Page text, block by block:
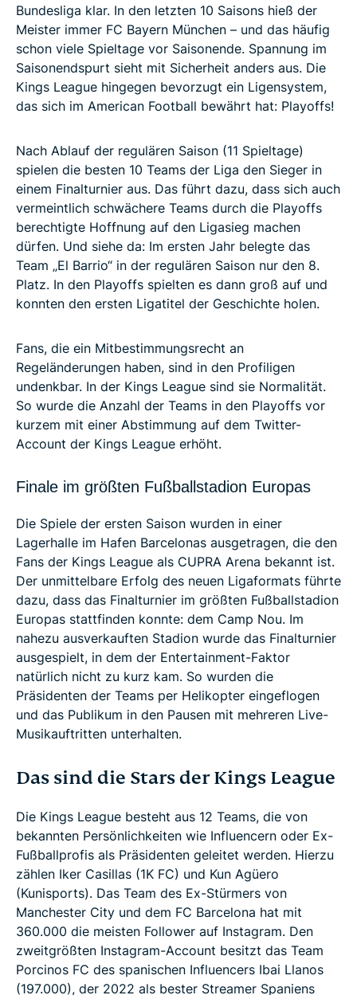
Bundesliga klar. In den letzten 10 Saisons hieß der
Meister immer FC Bayern München – und das häufig
schon viele Spieltage vor Saisonende. Spannung im
Saisonendspurt sieht mit Sicherheit anders aus. Die
Kings League hingegen bevorzugt ein Ligensystem,
das sich im American Football bewährt hat: Playoffs!
Nach Ablauf der regulären Saison (11 Spieltage)
spielen die besten 10 Teams der Liga den Sieger in
einem Finalturnier aus. Das führt dazu, dass sich auch
vermeintlich schwächere Teams durch die Playoffs
berechtigte Hoffnung auf den Ligasieg machen
dürfen. Und siehe da: Im ersten Jahr belegte das
Team „El Barrio“ in der regulären Saison nur den 8.
Platz. In den Playoffs spielten es dann groß auf und
konnten den ersten Ligatitel der Geschichte holen.
Fans, die ein Mitbestimmungsrecht an
Regeländerungen haben, sind in den Profiligen
undenkbar. In der Kings League sind sie Normalität.
So wurde die Anzahl der Teams in den Playoffs vor
kurzem mit einer Abstimmung auf dem Twitter-
Account der Kings League erhöht.
Finale im größten Fußballstadion Europas
Die Spiele der ersten Saison wurden in einer
Lagerhalle im Hafen Barcelonas ausgetragen, die den
Fans der Kings League als CUPRA Arena bekannt ist.
Der unmittelbare Erfolg des neuen Ligaformats führte
dazu, dass das Finalturnier im größten Fußballstadion
Europas stattfinden konnte: dem Camp Nou. Im
nahezu ausverkauften Stadion wurde das Finalturnier
ausgespielt, in dem der Entertainment-Faktor
natürlich nicht zu kurz kam. So wurden die
Präsidenten der Teams per Helikopter eingeflogen
und das Publikum in den Pausen mit mehreren Live-
Musikauftritten unterhalten.
Das sind die Stars der Kings League
Die Kings League besteht aus 12 Teams, die von
bekannten Persönlichkeiten wie Influencern oder Ex-
Fußballprofis als Präsidenten geleitet werden. Hierzu
zählen Iker Casillas (1K FC) und Kun Agüero
(Kunisports). Das Team des Ex-Stürmers von
Manchester City und dem FC Barcelona hat mit
360.000 die meisten Follower auf Instagram. Den
zweitgrößten Instagram-Account besitzt das Team
Porcinos FC des spanischen Influencers Ibai Llanos
(197.000), der 2022 als bester Streamer Spaniens